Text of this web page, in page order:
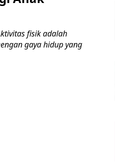
fisik adalah
gaya hidup yang